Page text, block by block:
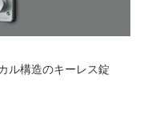
ル構造のキーレス錠